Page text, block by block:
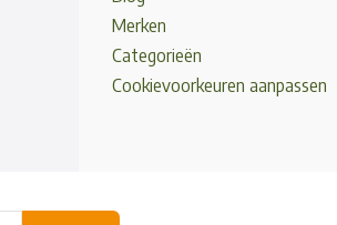
Merken
Categorieën
Cookievoorkeuren aanpassen